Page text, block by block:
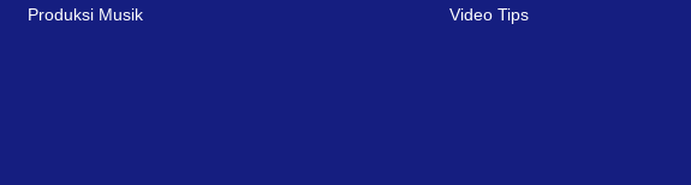
Produksi Musik
Video Tips